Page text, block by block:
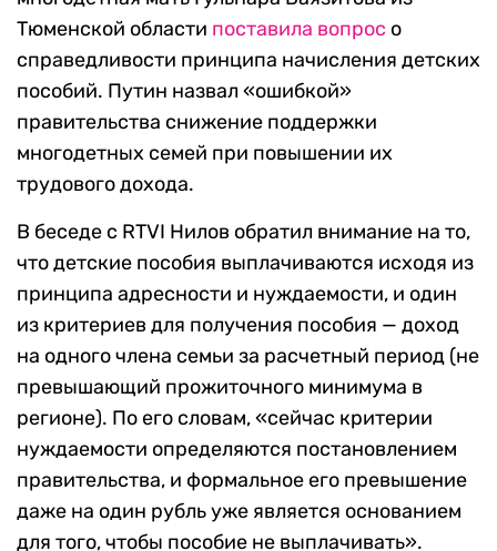
Тюменской области поставила вопрос о
справедливости принципа начисления детских
пособий. Путин назвал «ошибкой»
правительства снижение поддержки
многодетных семей при повышении их
трудового дохода.
В беседе с RTVI Нилов обратил внимание на то,
что детские пособия выплачиваются исходя из
принципа адресности и нуждаемости, и один
из критериев для получения пособия — доход
на одного члена семьи за расчетный период (не
превышающий прожиточного минимума в
регионе). По его словам, «сейчас критерии
нуждаемости определяются постановлением
правительства, и формальное его превышение
даже на один рубль уже является основанием
для того, чтобы пособие не выплачивать».